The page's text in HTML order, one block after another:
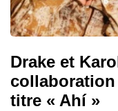
Drake et
collaboration
titre « Ahí »